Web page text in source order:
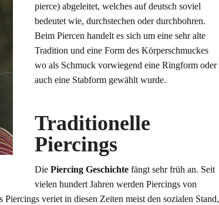
pierce) abgeleitet, welches auf deutsch soviel
bedeutet wie, durchstechen oder durchbohren.
Beim Piercen handelt es sich um eine sehr alte
Tradition und eine Form des Körperschmuckes
wo als Schmuck vorwiegend eine Ringform oder
auch eine Stabform gewählt wurde.
Traditionelle
Piercings
Die Piercing Geschichtefängt sehr früh an. Seit
vielen hundert Jahren werden Piercings von
veriet in diesen Zeiten meist den sozialen Stand,